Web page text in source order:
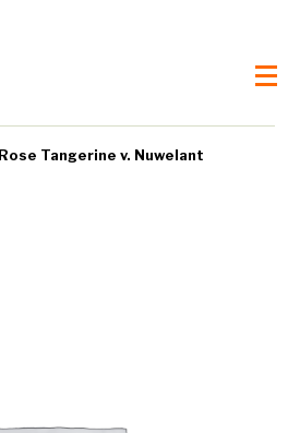
Rose Tangerine v. Nuwelant